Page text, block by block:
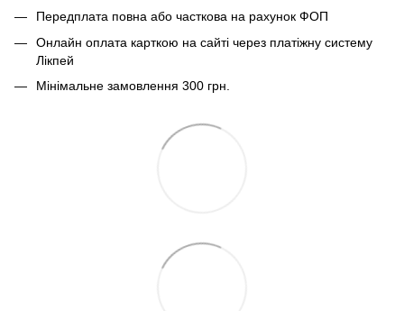
Передплата повна або часткова на рахунок ФОП
Онлайн оплата карткою на сайті через платіжну систему
Лікпей
Мінімальне замовлення 300 грн.